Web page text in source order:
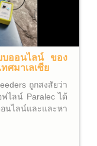
บออนไลน์ ของ
ศมาเลเซีย
ถูกสงสัยว่า
ไลน์ Paralec ได้
ไลน์และและหา